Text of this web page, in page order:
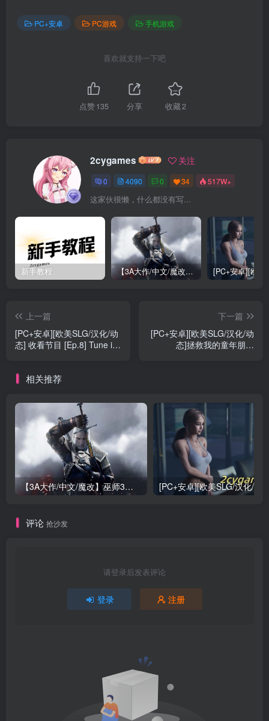
PC+安卓 PC游戏 手机游戏
喜欢就支持一下吧
点赞135 分享 收藏2
2cygames 关注
0 4090 0 34 517W+
这家伙很懒，什么都没有写...
新手教程 【3A大作/中文/魔改】巫师3：狂嫖 绅士邪恶魔改版[解压即玩小白福音]【170G/新魔改】
上一篇
[PC+安卓][欧美SLG/汉化/动
态] 收看节目 [Ep.8] Tune in
下一篇
[PC+安卓][欧美SLG/汉化/动
态]拯救我的童年朋友
相关推荐
【3A大作/中文/魔改】巫师3：狂嫖 绅士邪恶魔改版[解压即玩小白福音]【170G/新魔改】
评论 抢沙发
请登录后发表评论
登录 注册